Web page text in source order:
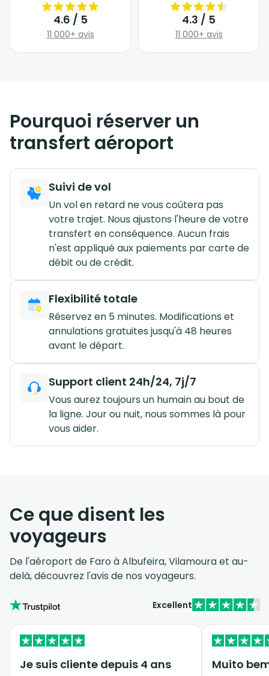
4.6 / 5
11 000+ avis
4.3 / 5
11 000+ avis
Pourquoi réserver un
transfert aéroport
Suivi de vol
Un vol en retard ne vous coûtera pas
votre trajet. Nous ajustons l'heure de votre
transfert en conséquence. Aucun frais
n'est appliqué aux paiements par carte de
débit ou de crédit.
Flexibilité totale
Réservez en 5 minutes. Modifications et
annulations gratuites jusqu'à 48 heures
avant le départ.
Support client 24h/24, 7j/7
Vous aurez toujours un humain au bout de
la ligne. Jour ou nuit, nous sommes là pour
vous aider.
Ce que disent les
voyageurs
De l'aéroport de Faro à Albufeira, Vilamoura et au-
delà, découvrez l'avis de nos voyageurs.
Excellent
Je suis cliente depuis 4 ans